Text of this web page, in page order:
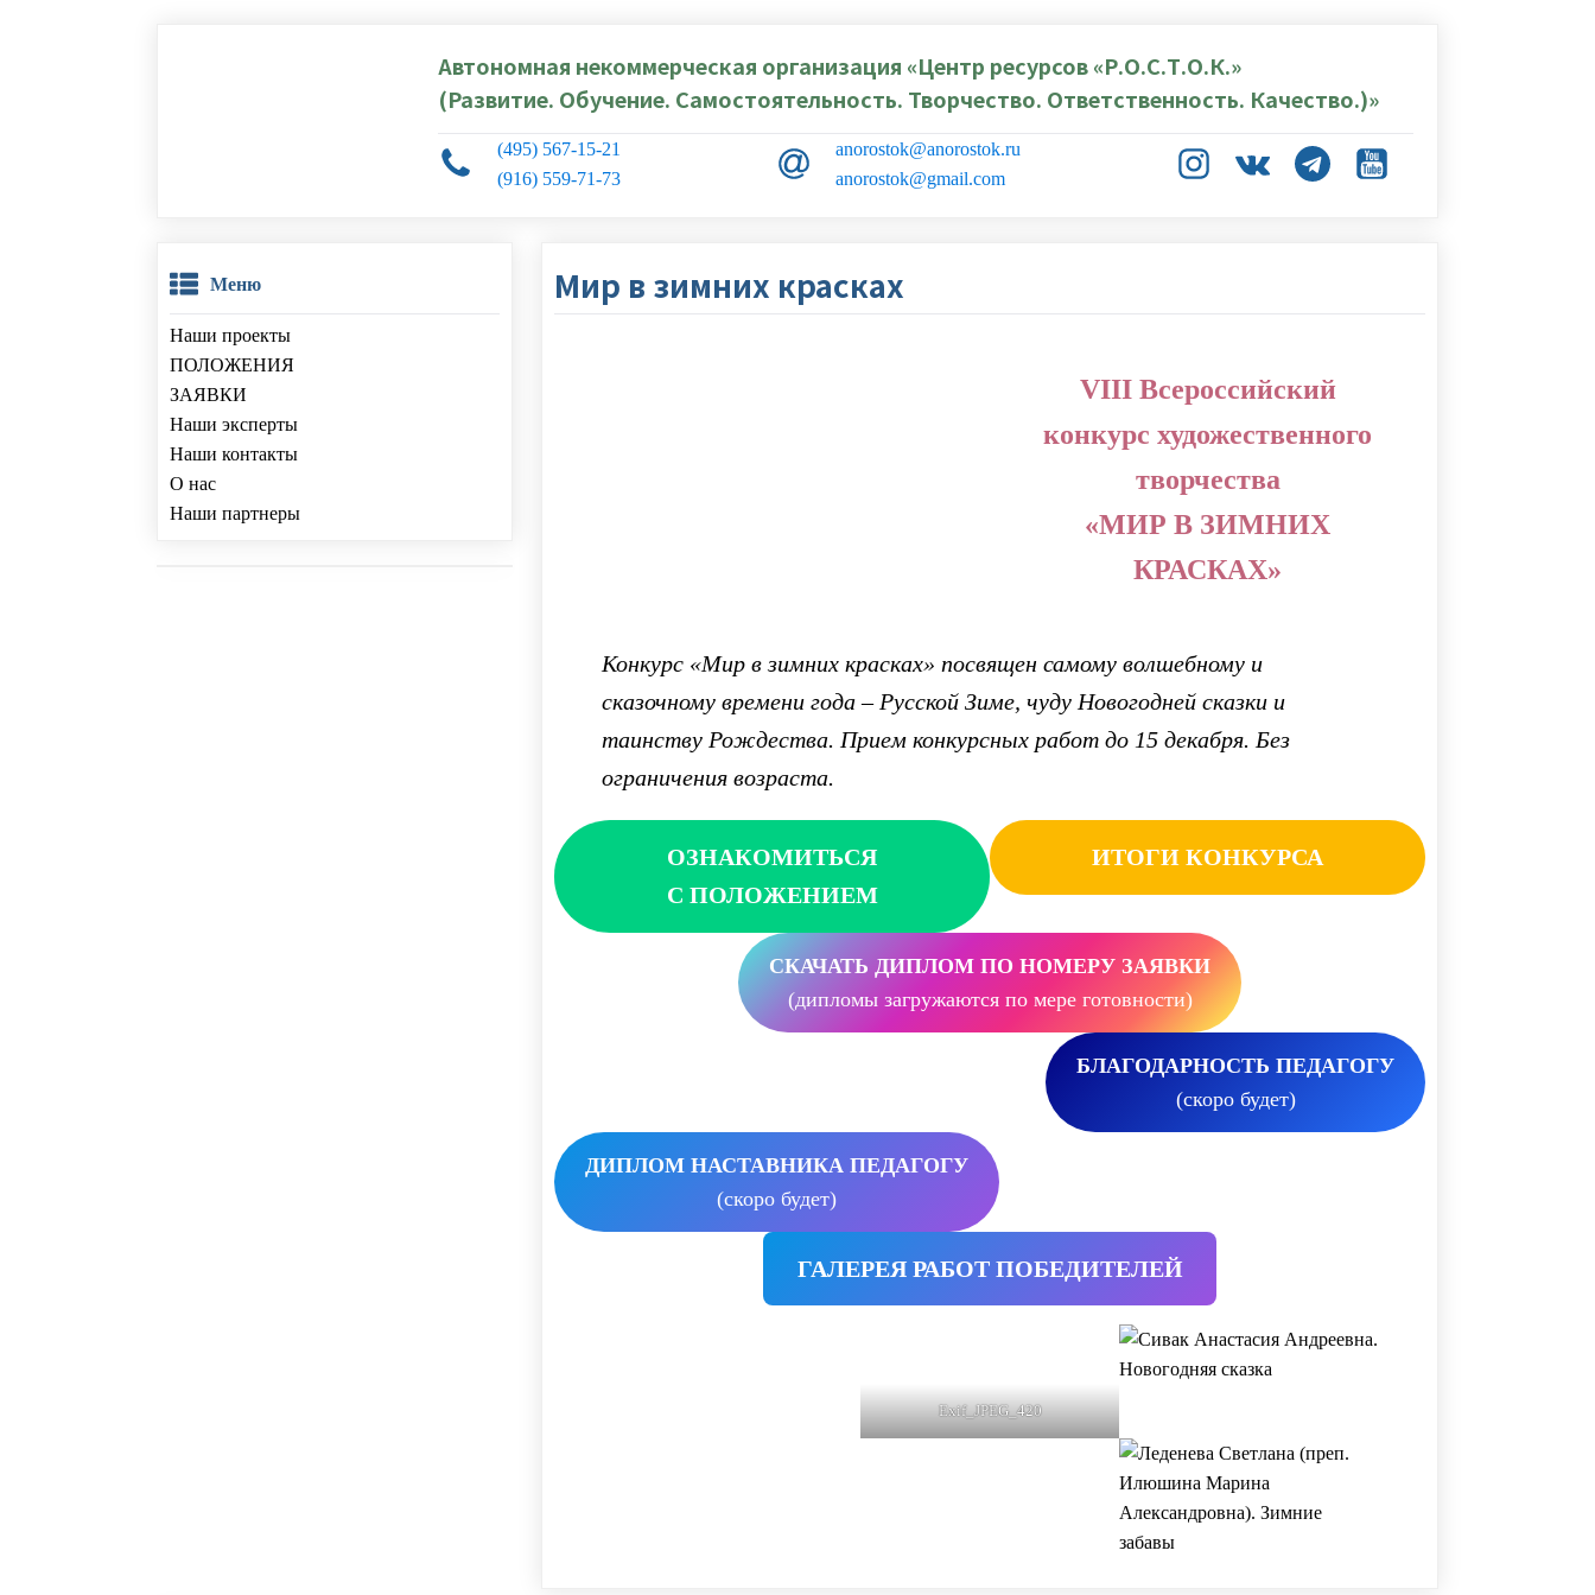
Автономная некоммерческая организация «Центр ресурсов «Р.О.С.Т.О.К.»
(Развитие. Обучение. Самостоятельность. Творчество. Ответственность. Качество.)»
(495) 567-15-21
(916) 559-71-73
anorostok@anorostok.ru
anorostok@gmail.com
Меню
Наши проекты
ПОЛОЖЕНИЯ
ЗАЯВКИ
Наши эксперты
Наши контакты
О нас
Наши партнеры
Мир в зимних красках
VIII Всероссийский
конкурс художественного
творчества
«МИР В ЗИМНИХ
КРАСКАХ»
Конкурс «Мир в зимних красках» посвящен самому волшебному и
сказочному времени года – Русской Зиме, чуду Новогодней сказки и
таинству Рождества. Прием конкурсных работ до 15 декабря. Без
ограничения возраста.
ОЗНАКОМИТЬСЯ
С ПОЛОЖЕНИЕМ
ИТОГИ КОНКУРСА
СКАЧАТЬ ДИПЛОМ ПО НОМЕРУ ЗАЯВКИ
(дипломы загружаются по мере готовности)
БЛАГОДАРНОСТЬ ПЕДАГОГУ
(скоро будет)
ДИПЛОМ НАСТАВНИКА ПЕДАГОГУ
(скоро будет)
ГАЛЕРЕЯ РАБОТ ПОБЕДИТЕЛЕЙ
Exif_JPEG_420